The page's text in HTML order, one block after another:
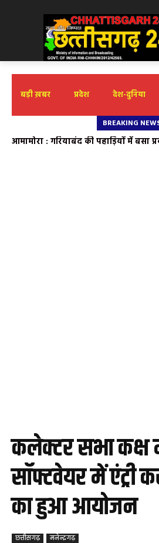
बड़ी ख़बर प्रदेश देश-दुनिया
BREAKING
आमामोरा : गरियाबंद की पहाड़ियों में बसा
कलेक्टर सभा कक्ष में
सॉफ्टवेयर में एंट्री
का हुआ आयोजन
छत्तीसगढ़ मनेन्द्रगढ़